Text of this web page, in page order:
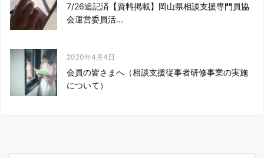
7/26追記済【資料掲載】岡山県相談支援専門員協
会運営委員活...
2020年4月4日
会員の皆さまへ（相談支援従事者研修事業の実施
について）